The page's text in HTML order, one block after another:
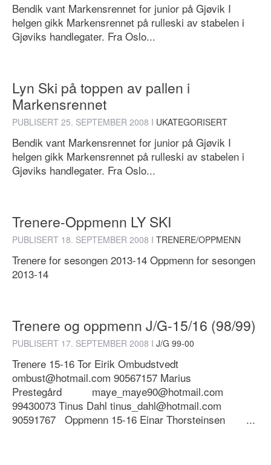
Bendik vant Markensrennet for junior på Gjøvik I
helgen gikk Markensrennet på rulleski av stabelen i
Gjøviks handlegater. Fra Oslo...
Lyn Ski på toppen av pallen i
Markensrennet
PUBLISERT 25. SEPTEMBER 2008 I UKATEGORISERT
Bendik vant Markensrennet for junior på Gjøvik I
helgen gikk Markensrennet på rulleski av stabelen i
Gjøviks handlegater. Fra Oslo...
Trenere-Oppmenn LY SKI
PUBLISERT 18. SEPTEMBER 2008 I TRENERE/OPPMENN
Trenere for sesongen 2013-14 Oppmenn for sesongen
2013-14
Trenere og oppmenn J/G-15/16 (98/99)
PUBLISERT 17. SEPTEMBER 2008 I J/G 99-00
Trenere 15-16 Tor Eirik Ombudstvedt
ombust@hotmail.com 90567157 Marius
Prestegård maye_maye90@hotmail.com
99430073 Tinus Dahl tinus_dahl@hotmail.com
90591767 Oppmenn 15-16 Einar Thorsteinsen ...